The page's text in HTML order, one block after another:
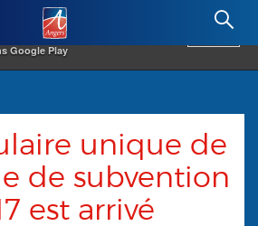
Google Play
Angers.fr : Retour à l'accueil
unique de
de subvention
est arrivé